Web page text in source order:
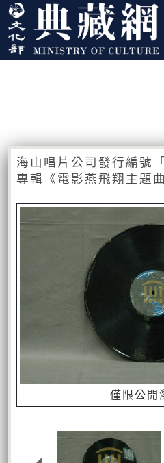
跳到主要內容
:::
海山唱片公司發行編號
專輯《電影燕飛翔主題
僅限公開